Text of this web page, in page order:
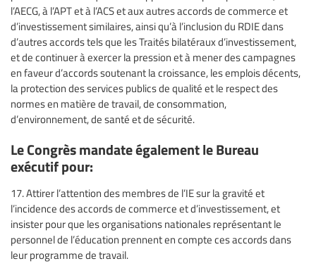
l’AECG, à l’APT et à l’ACS et aux autres accords de commerce et
d’investissement similaires, ainsi qu’à l’inclusion du RDIE dans
d’autres accords tels que les Traités bilatéraux d’investissement,
et de continuer à exercer la pression et à mener des campagnes
en faveur d’accords soutenant la croissance, les emplois décents,
la protection des services publics de qualité et le respect des
normes en matière de travail, de consommation,
d’environnement, de santé et de sécurité.
Le Congrès mandate également le Bureau
exécutif pour:
17. Attirer l’attention des membres de l’IE sur la gravité et
l’incidence des accords de commerce et d’investissement, et
insister pour que les organisations nationales représentant le
personnel de l’éducation prennent en compte ces accords dans
leur programme de travail.